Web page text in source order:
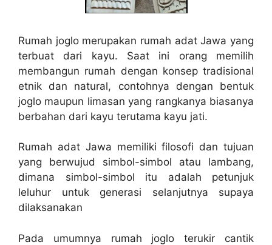
Rumah joglo merupakan rumah adat Jawa yang
terbuat dari kayu. Saat ini orang memilih
membangun rumah dengan konsep tradisional
etnik dan natural, contohnya dengan bentuk
joglo maupun limasan yang rangkanya biasanya
berbahan dari kayu terutama kayu jati.
Rumah adat Jawa memiliki filosofi dan tujuan
yang berwujud simbol-simbol atau lambang,
dimana simbol-simbol itu adalah petunjuk
leluhur untuk generasi selanjutnya supaya
dilaksanakan
Pada umumnya rumah joglo terukir cantik